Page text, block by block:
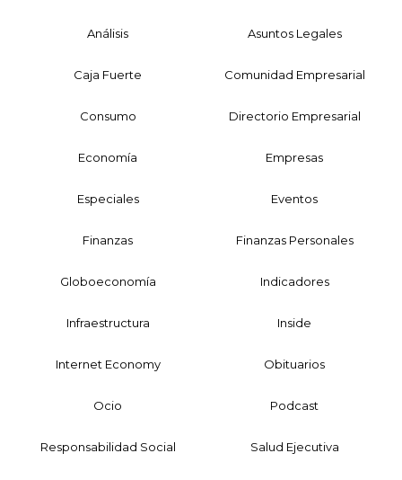
Análisis Asuntos Legales
Caja Fuerte Comunidad Empresarial
Consumo Directorio Empresarial
Economía Empresas
Especiales Eventos
Finanzas Finanzas Personales
Globoeconomía Indicadores
Infraestructura Inside
Internet Economy Obituarios
Ocio Podcast
Responsabilidad Social Salud Ejecutiva